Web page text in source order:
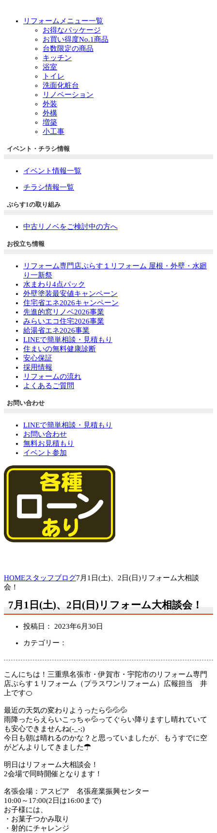
リフォームメニュー一覧
お得なパッケージ
お買い得度No.1商品
台数限定の商品
キッチン
浴室
トイレ
洗面化粧台
リノベーション
外装
外構
増築
小工事
イベント・チラシ情報
イベント情報一覧
チラシ情報一覧
ぷらす1の取り組み
中古リノベをご検討中の方へ
お役立ち情報
リフォーム専門店ぷらす１リフォーム 屋根・外壁・水廻
り一新祭
水まわり4点パック
外壁塗装最安値キャンペーン
住宅省エネ2026キャンペーン
先進的窓リノベ2026事業
みらいエコ住宅2026事業
給湯省エネ2026事業
LINEで簡単相談・見積もり
住まいの無料健康診断
安心保証
採用情報
リフォームの流れ
よくあるご質問
お問い合わせ
LINEで簡単相談・見積もり
お問い合わせ
無料お見積もり
イベント参加
HOMEスタッフブログ7月1日(土)、2日(日)リフォーム大相談
会！
7月1日(土)、2日(日)リフォーム大相談会！
投稿日： 2023年6月30日
カテゴリー：
こんにちは！三重県名張市・伊賀市・宇陀市のリフォーム専門
店ぷらす１リフォーム（プラスワンリフォーム）広報担当 井
上です🍊
最近の天気の変わりようったら💦💦💦
雨降ったらえらいこっちゃ💦ってぐらい降りますし晴れていて
も安心できませんね(-_-;)
今日も朝は晴れるのかな？と思っていましたが、もうすでに空
がどんよりしてきました☂
明日はリフォーム大相談会！
2会場で同時開催となります！
名張会場：アスピア 名張産業振興センター
10:00～17:00(2日は16:00まで)
お子様には、
・お菓子つかみ取り
・射的にチャレンジ